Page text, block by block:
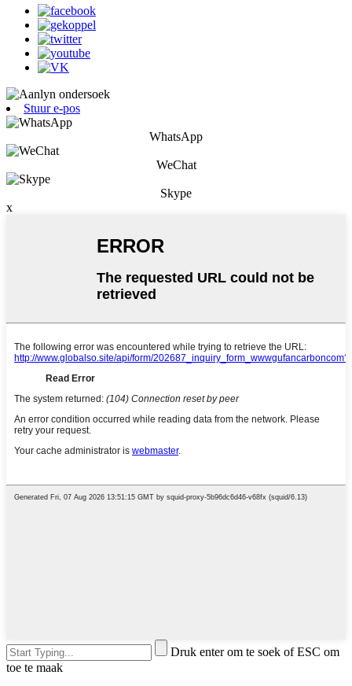
Stuur e-pos
WhatsApp
WeChat
Skype
x
Druk enter om te soek of ESC om
toe te maak